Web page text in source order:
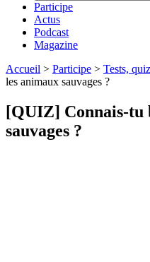
Participe
Actus
Podcast
Magazine
Accueil > Participe > Tests,
les animaux sauvages ?
[QUIZ] Connais-tu
sauvages ?